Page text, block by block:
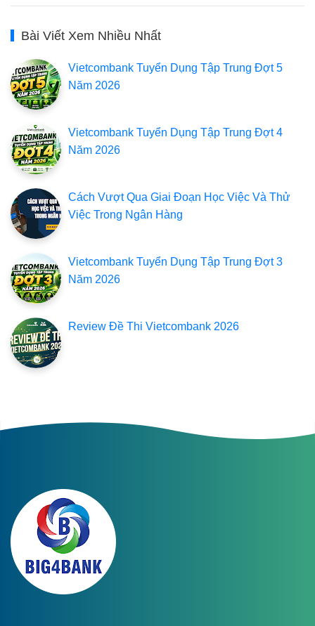
Bài Viết Xem Nhiều Nhất
Vietcombank Tuyển Dụng Tập Trung Đợt 5
Năm 2026
Vietcombank Tuyển Dụng Tập Trung Đợt 4
Năm 2026
Cách Vượt Qua Giai Đoạn Học Việc Và Thử
Việc Trong Ngân Hàng
Vietcombank Tuyển Dụng Tập Trung Đợt 3
Năm 2026
Review Đề Thi Vietcombank 2026